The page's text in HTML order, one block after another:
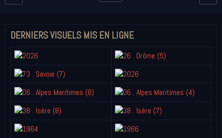
DERNIERS VISUELS MIS EN LIGNE